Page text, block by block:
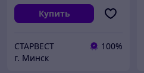
Купить
СТАРВЕСТ
100%
г. Минск